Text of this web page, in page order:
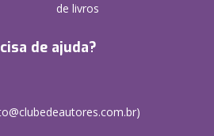
de livros
de ajuda?